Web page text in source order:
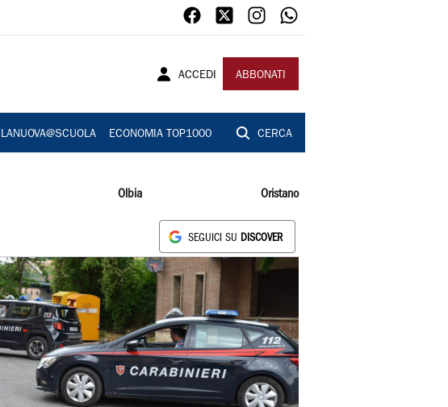
ACCEDI ABBONATI
LANUOVA@SCUOLA ECONOMIA TOP1000 CERCA
Olbia Oristano
SEGUICI SU DISCOVER